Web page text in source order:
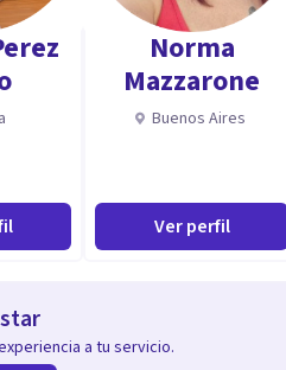
Norma
Mazzarone
Buenos Aires
Ver perfil
a tu servicio.